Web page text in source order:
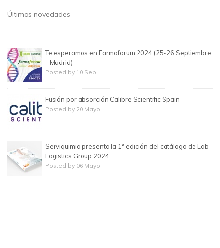
Últimas novedades
Te esperamos en Farmaforum 2024 (25-26 Septiembre
- Madrid)
Posted by 10 Sep
Fusión por absorción Calibre Scientific Spain
Posted by 20 Mayo
Serviquimia presenta la 1ª edición del catálogo de Lab
Logistics Group 2024
Posted by 06 Mayo